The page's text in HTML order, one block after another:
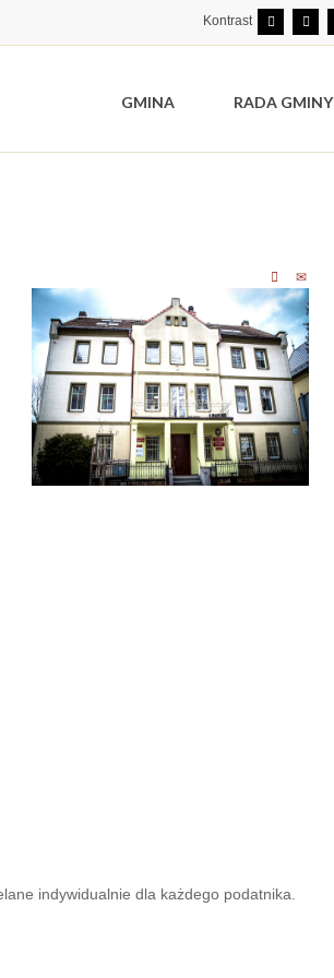
Kontrast
GMINA RADA GMINY
indywidualnie dla każdego podatnika.